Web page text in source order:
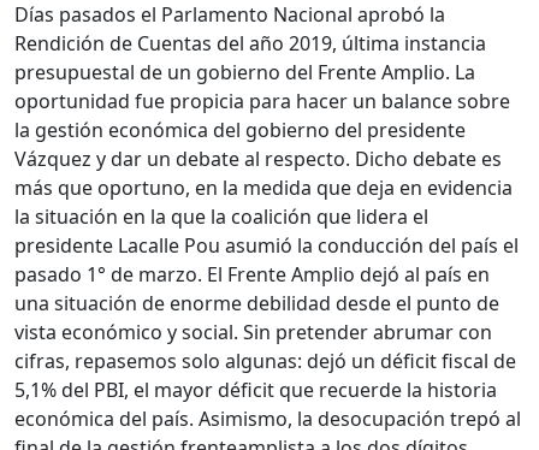
Días pasados el Parlamento Nacional aprobó la
Rendición de Cuentas del año 2019, última instancia
presupuestal de un gobierno del Frente Amplio. La
oportunidad fue propicia para hacer un balance sobre
la gestión económica del gobierno del presidente
Vázquez y dar un debate al respecto. Dicho debate es
más que oportuno, en la medida que deja en evidencia
la situación en la que la coalición que lidera el
presidente Lacalle Pou asumió la conducción del país el
pasado 1° de marzo. El Frente Amplio dejó al país en
una situación de enorme debilidad desde el punto de
vista económico y social. Sin pretender abrumar con
cifras, repasemos solo algunas: dejó un déficit fiscal de
5,1% del PBI, el mayor déficit que recuerde la historia
económica del país. Asimismo, la desocupación trepó al